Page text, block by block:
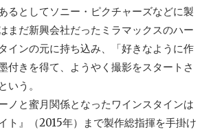
るとしてソニー・ピクチャーズなどに製
まだ新興会社だったミラマックスのハー
インの元に持ち込み、「好きなように作
付きを得て、ようやく撮影をスタートさ
いう。
ノと蜜月関係となったワインスタインは
ト』（2015年）まで製作総指揮を手掛け